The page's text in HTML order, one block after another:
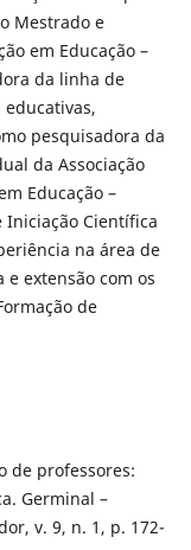
Mestrado e
em Educação –
da linha de
pesquisadora da
da Associação
Educação –
Iniciação Científica
na área de
extensão com os
de
de professores:
Germinal –
v. 9, n. 1, p. 172-